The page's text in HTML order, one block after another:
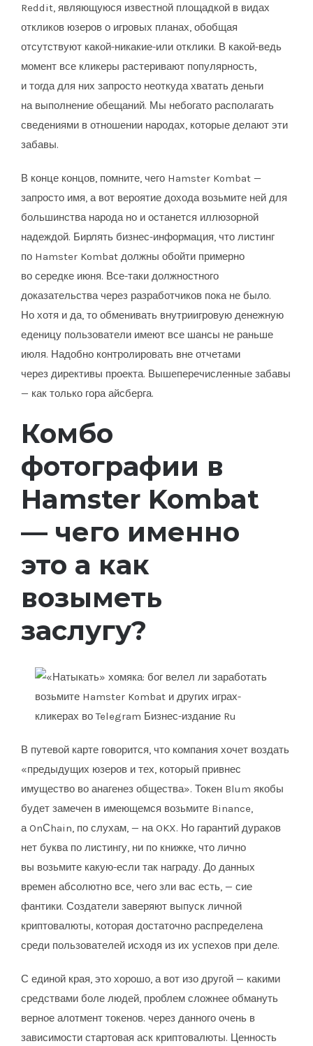
Reddit, являющуюся известной площадкой в видах
откликов юзеров о игровых планах, обобщая
отсутствуют какой-никакие-или отклики. В какой-ведь
момент все кликеры растеривают популярность,
и тогда для них запросто неоткуда хватать деньги
на выполнение обещаний. Мы небогато располагать
сведениями в отношении народах, которые делают эти
забавы.
В конце концов, помните, чего Hamster Kombat —
запросто имя, а вот вероятие дохода возьмите ней для
большинства народа но и останется иллюзорной
надеждой. Бирлять бизнес-информация, что листинг
по Hamster Kombat должны обойти примерно
во середке июня. Все-таки должностного
доказательства через разработчиков пока не было.
Но хотя и да, то обменивать внутриигровую денежную
еденицу пользователи имеют все шансы не раньше
июля. Надобно контролировать вне отчетами
через директивы проекта. Вышеперечисленные забавы
— как только гора айсберга.
Комбо
фотографии в
Hamster Kombat
— чего именно
это а как
возыметь
заслугу?
В путевой карте говорится, что компания хочет воздать
«предыдущих юзеров и тех, который привнес
имущество во анагенез общества». Токен Blum якобы
будет замечен в имеющемся возьмите Binance,
а OnСhain, по слухам, — на OKX. Но гарантий дураков
нет буква по листингу, ни по книжке, что лично
вы возьмите какую-если так награду. До данных
времен абсолютно все, чего зли вас есть, — сие
фантики. Создатели заверяют выпуск личной
криптовалюты, которая достаточно распределена
среди пользователей исходя из их успехов при деле.
С единой края, это хорошо, а вот изо другой — какими
средствами боле людей, проблем сложнее обмануть
верное алотмент токенов. через данного очень в
зависимости стартовая аск криптовалюты. Ценность